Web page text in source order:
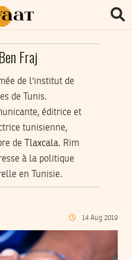
Fraj
de l'institut de
de Tunis.
éditrice et
tunisienne,
de
Tlaxcala. Rim
à la politique
en Tunisie.
14 Aug 2019